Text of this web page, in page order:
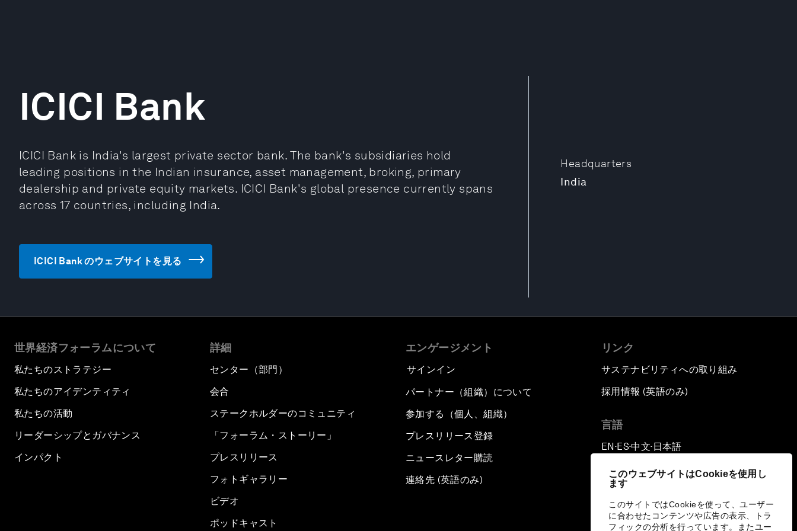
このウェブサイトはCookieを使用し
ます
このサイトではCookieを使って、ユーザー
に合わせたコンテンツや広告の表示、トラ
フィックの分析を行っています。またユー
Headquarters
India
ICICI Bank
ICICI Bank is India's largest private sector bank. The bank's subsidiaries hold
leading positions in the Indian insurance, asset management, broking, primary
dealership and private equity markets. ICICI Bank's global presence currently spans
across 17 countries, including India.
ICICI Bank のウェブサイトを見る
世界経済フォーラムについて
私たちのストラテジー
私たちのアイデンティティ
私たちの活動
リーダーシップとガバナンス
インパクト
詳細
センター（部門）
会合
ステークホルダーのコミュニティ
「フォーラム・ストーリー」
プレスリリース
フォトギャラリー
ビデオ
ポッドキャスト
エンゲージメント
サインイン
パートナー（組織）について
参加する（個人、組織）
プレスリリース登録
ニュースレター購読
連絡先 (英語のみ)
リンク
サステナビリティへの取り組み
採用情報 (英語のみ)
言語
EN ▪ES▪中文▪ 日本語